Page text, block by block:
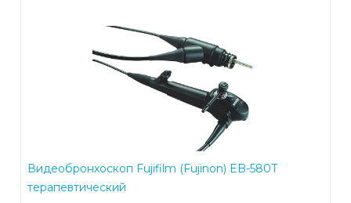
Видеобронхоскоп Fujifilm (Fujinon) EB-580T
терапевтический